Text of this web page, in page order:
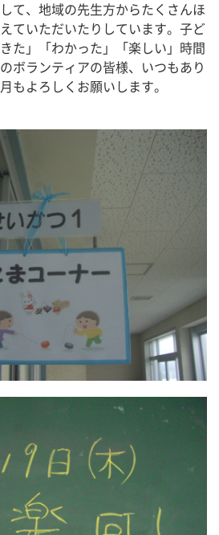
て、地域の先生方からたくさんほ
ていただいたりしています。子ど
た」「わかった」「楽しい」時間
ボランティアの皆様、いつもあり
もよろしくお願いします。